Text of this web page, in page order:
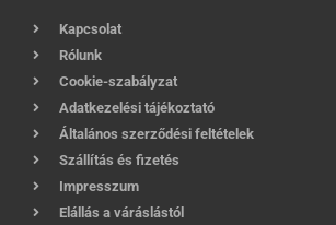
Kapcsolat
Rólunk
Cookie-szabályzat
Adatkezelési tájékoztató
Általános szerződési feltételek
Szállítás és fizetés
Impresszum
Elállás a váráslástól